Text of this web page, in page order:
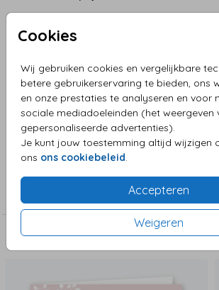
Cookies
Wij gebruiken cookies en vergelijkbare
betere gebruikerservaring te bieden, ons
en onze prestaties te analyseren en voor
sociale mediadoeleinden (het weergeven
gepersonaliseerde advertenties).
Je kunt jouw toestemming altijd wijzigen
ons ons cookiebeleid.
Accepteren
Weigeren
Omschrijving
Geboortekaartje meisje tipi tent warmroze
en watercolor